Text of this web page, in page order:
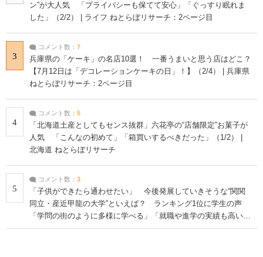
ン”が大人気 「プライバシーも保てて安心」「ぐっすり眠れま
した」（2/2） | ライフ ねとらぼリサーチ：2ページ目
3
コメント数： 7
兵庫県の「ケーキ」の名店10選！ 一番うまいと思う店はどこ？
【7月12日は「デコレーションケーキの日」！】（2/4） | 兵庫県
ねとらぼリサーチ：2ページ目
4
コメント数： 5
「北海道土産としてもセンス抜群」六花亭の“店舗限定”お菓子が
人気 「こんなの初めて」「箱買いするべきだった」（1/2） |
北海道 ねとらぼリサーチ
5
コメント数： 3
「子供ができたら通わせたい」 今後発展していきそうな“関関
同立・産近甲龍の大学”といえば？ ランキング1位に学生の声
「学問の街のように多様に学べる」「就職や進学の実績も高い」
| 大学 ねとらぼリサーチ